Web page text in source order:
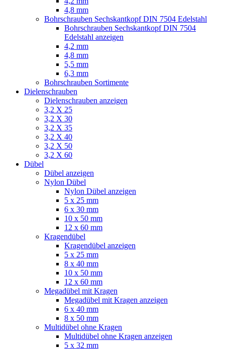
4,8 mm
Bohrschrauben Sechskantkopf DIN 7504 Edelstahl
Bohrschrauben Sechskantkopf DIN 7504
Edelstahl anzeigen
4,2 mm
4,8 mm
5,5 mm
6,3 mm
Bohrschrauben Sortimente
Dielenschrauben
Dielenschrauben anzeigen
3,2 X 25
3,2 X 30
3,2 X 35
3,2 X 40
3,2 X 50
3,2 X 60
Dübel
Dübel anzeigen
Nylon Dübel
Nylon Dübel anzeigen
5 x 25 mm
6 x 30 mm
10 x 50 mm
12 x 60 mm
Kragendübel
Kragendübel anzeigen
5 x 25 mm
8 x 40 mm
10 x 50 mm
12 x 60 mm
Megadübel mit Kragen
Megadübel mit Kragen anzeigen
6 x 40 mm
8 x 50 mm
Multidübel ohne Kragen
Multidübel ohne Kragen anzeigen
5 x 32 mm